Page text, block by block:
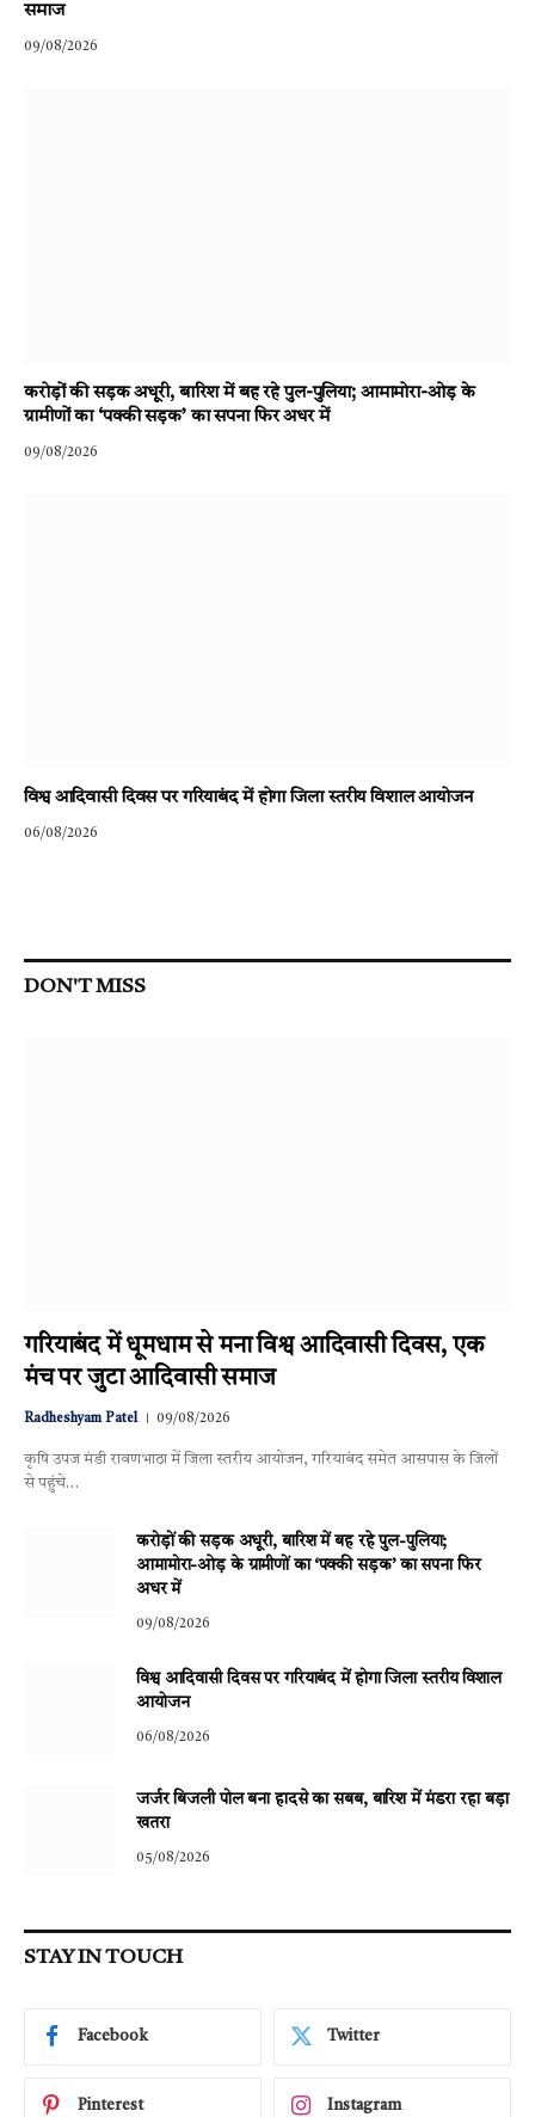
समाज
09/08/2026
करोड़ों की सड़क अधूरी, बारिश में बह रहे पुल-पुलिया; आमामोरा-ओड़ के
ग्रामीणों का ‘पक्की सड़क’ का सपना फिर अधर में
09/08/2026
विश्व आदिवासी दिवस पर गरियाबंद में होगा जिला स्तरीय विशाल आयोजन
06/08/2026
DON'T MISS
गरियाबंद में धूमधाम से मना विश्व आदिवासी दिवस, एक
मंच पर जुटा आदिवासी समाज
Radheshyam Patel 09/08/2026
कृषि उपज मंडी रावणभाठा में जिला स्तरीय आयोजन, गरियाबंद समेत आसपास के जिलों
से पहुंचे…
करोड़ों की सड़क अधूरी, बारिश में बह रहे पुल-पुलिया;
आमामोरा-ओड़ के ग्रामीणों का ‘पक्की सड़क’ का सपना फिर
अधर में
09/08/2026
विश्व आदिवासी दिवस पर गरियाबंद में होगा जिला स्तरीय विशाल
आयोजन
06/08/2026
जर्जर बिजली पोल बना हादसे का सबब, बारिश में मंडरा रहा बड़ा
खतरा
05/08/2026
STAY IN TOUCH
Facebook Twitter
Pinterest Instagram